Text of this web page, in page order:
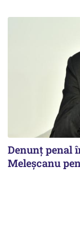
Denunț penal
Meleșcanu